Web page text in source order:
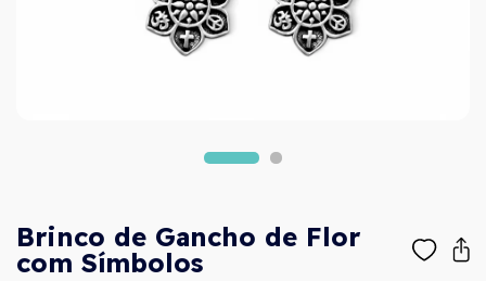
Brinco de Gancho de Flor
com Símbolos